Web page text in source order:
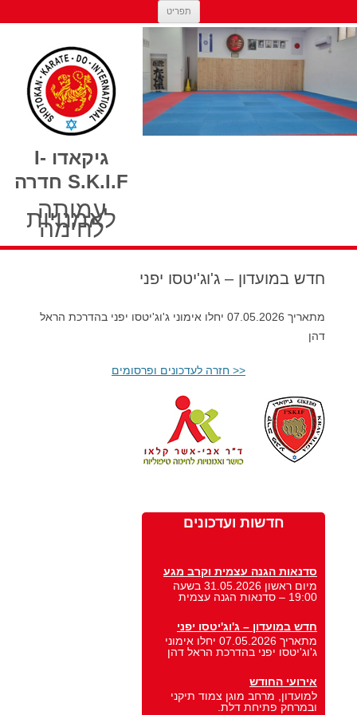
תפריט
גיקאדו I-
S.K.I.F חדרה
עמותה
לאמנויות
לחימה
חדש במועדון – ג'וג'יטסו יפני
מתאריך 07.05.2026 יחלו אימוני ג'וג'יטסו יפני בהדרכת הראל
דהן
<< חזרה לעדכונים ופרסומים
חדשות ועדכונים
סדנאות הגנה עצמית וקרב מגע
מיום ראשון 31.05.2026 בשעה
19:00 – סדנאות הגנה עצמית
חדש במועדון – ג'וג'יטסו יפני
מתאריך 07.05.2026 יחלו אימוני
ג'וג'יטסו יפני בהדרכת הראל דהן
אירועי החודש
למועדון, מרחב מוגן צמוד תיקני
ובמרחק פתיחת דלת.